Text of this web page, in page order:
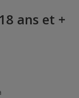
ans et +